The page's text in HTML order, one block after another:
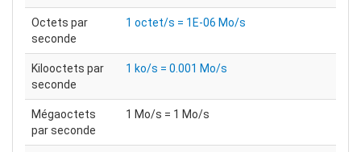
Octets par
seconde
1 octet/s = 1E-06 Mo/s
Kilooctets par
seconde
1 ko/s = 0.001 Mo/s
Mégaoctets
par seconde
1 Mo/s = 1 Mo/s